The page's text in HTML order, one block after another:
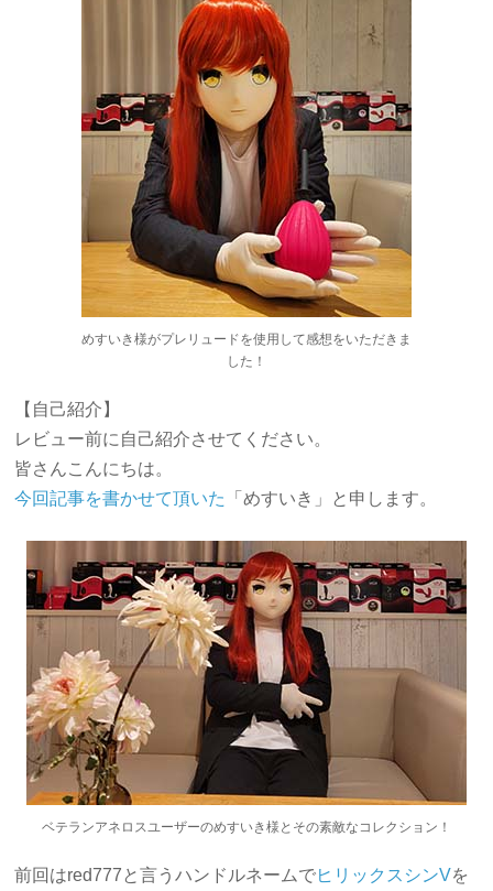
めすいき様がプレリュードを使用して感想をいただきま
した！
【自己紹介】
レビュー前に自己紹介させてください。
皆さんこんにちは。
今回記事を書かせて頂いた
「めすいき」と申します。
ベテランアネロスユーザーのめすいき様とその素敵なコレクション！
前回はred777と言うハンドルネームでヒリックスシンVを